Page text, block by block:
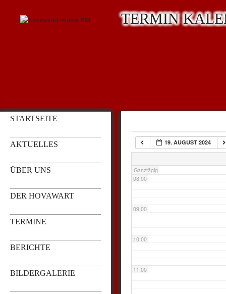
STARTSEITE
AKTUELLES
ÜBER UNS
DER HOVAWART
TERMINE
BERICHTE
BILDERGALERIE
TERMIN
19. AUGUST 2024
Ganztägig
03:00
07:00
08:00
09:00
10:00
11:00